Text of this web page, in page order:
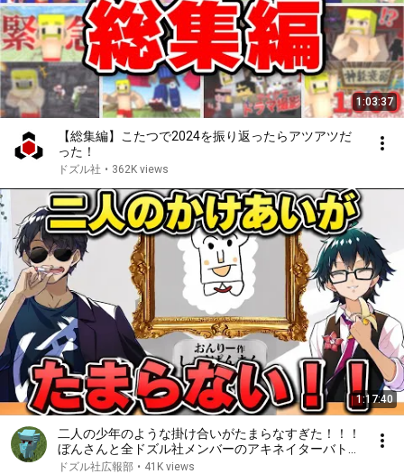
1:03:37
【総集編】こたつで2024を振り返ったらアツアツだ
った！
ドズル社 • 362K views
1:17:40
二人の少年のような掛け合いがたまらなすぎた！！！
ぼんさんと全ドズル社メンバーのアキネイターバトル
まとめ！！！【切り抜き】
ドズル社広報部 • 41K views